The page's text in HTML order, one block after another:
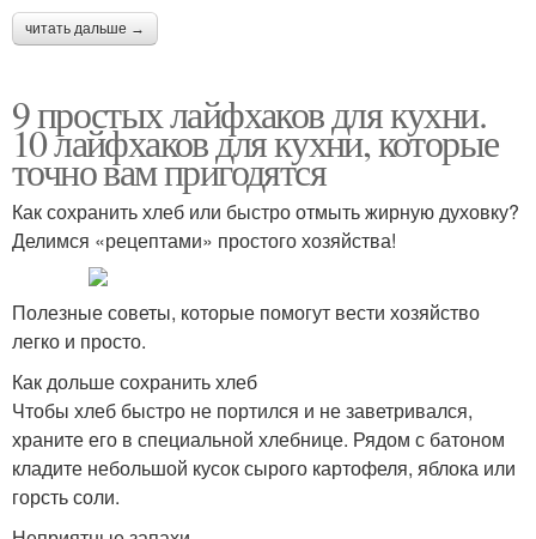
читать дальше →
9 простых лайфхаков для кухни.
10 лайфхаков для кухни, которые
точно вам пригодятся
Как сохранить хлеб или быстро отмыть жирную духовку?
Делимся «рецептами» простого хозяйства!
Полезные советы, которые помогут вести хозяйство
легко и просто.
Как дольше сохранить хлеб
Чтобы хлеб быстро не портился и не заветривался,
храните его в специальной хлебнице. Рядом с батоном
кладите небольшой кусок сырого картофеля, яблока или
горсть соли.